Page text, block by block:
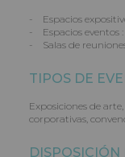
- Espacios
- Espacios eventos :
- Salas de
TIPOS DE
Exposiciones de
corporativas,
DISPOSICIÓN